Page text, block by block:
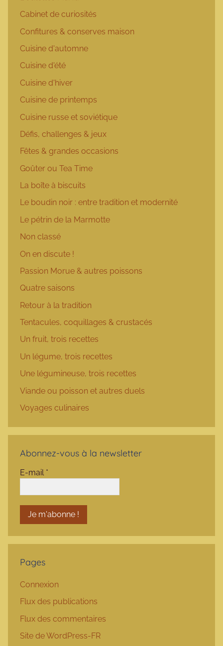
Cabinet de curiosités
Confitures & conserves maison
Cuisine d'automne
Cuisine d'été
Cuisine d'hiver
Cuisine de printemps
Cuisine russe et soviétique
Défis, challenges & jeux
Fêtes & grandes occasions
Goûter ou Tea Time
La boîte à biscuits
Le boudin noir : entre tradition et modernité
Le pétrin de la Marmotte
Non classé
On en discute !
Passion Morue & autres poissons
Quatre saisons
Retour à la tradition
Tentacules, coquillages & crustacés
Un fruit, trois recettes
Un légume, trois recettes
Une légumineuse, trois recettes
Viande ou poisson et autres duels
Voyages culinaires
Abonnez-vous à la newsletter
E-mail *
Pages
Connexion
Flux des publications
Flux des commentaires
Site de WordPress-FR